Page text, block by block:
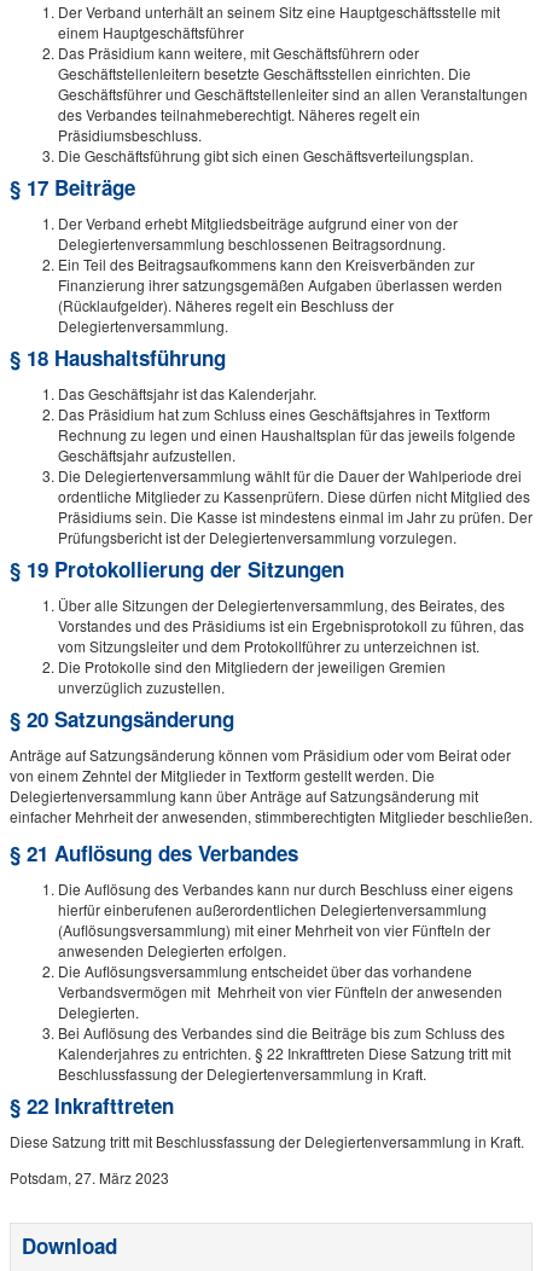
Der Verband unterhält an seinem Sitz eine Hauptgeschäftsstelle mit
einem Hauptgeschäftsführer
Das Präsidium kann weitere, mit Geschäftsführern oder
Geschäftstellenleitern besetzte Geschäftsstellen einrichten. Die
Geschäftsführer und Geschäftstellenleiter sind an allen Veranstaltungen
des Verbandes teilnahmeberechtigt. Näheres regelt ein
Präsidiumsbeschluss.
Die Geschäftsführung gibt sich einen Geschäftsverteilungsplan.
§ 17 Beiträge
Der Verband erhebt Mitgliedsbeiträge aufgrund einer von der
Delegiertenversammlung beschlossenen Beitragsordnung.
Ein Teil des Beitragsaufkommens kann den Kreisverbänden zur
Finanzierung ihrer satzungsgemäßen Aufgaben überlassen werden
(Rücklaufgelder). Näheres regelt ein Beschluss der
Delegiertenversammlung.
§ 18 Haushaltsführung
Das Geschäftsjahr ist das Kalenderjahr.
Das Präsidium hat zum Schluss eines Geschäftsjahres in Textform
Rechnung zu legen und einen Haushaltsplan für das jeweils folgende
Geschäftsjahr aufzustellen.
Die Delegiertenversammlung wählt für die Dauer der Wahlperiode drei
ordentliche Mitglieder zu Kassenprüfern. Diese dürfen nicht Mitglied des
Präsidiums sein. Die Kasse ist mindestens einmal im Jahr zu prüfen. Der
Prüfungsbericht ist der Delegiertenversammlung vorzulegen.
§ 19 Protokollierung der Sitzungen
Über alle Sitzungen der Delegiertenversammlung, des Beirates, des
Vorstandes und des Präsidiums ist ein Ergebnisprotokoll zu führen, das
vom Sitzungsleiter und dem Protokollführer zu unterzeichnen ist.
Die Protokolle sind den Mitgliedern der jeweiligen Gremien
unverzüglich zuzustellen.
§ 20 Satzungsänderung
Anträge auf Satzungsänderung können vom Präsidium oder vom Beirat oder
von einem Zehntel der Mitglieder in Textform gestellt werden. Die
Delegiertenversammlung kann über Anträge auf Satzungsänderung mit
einfacher Mehrheit der anwesenden, stimmberechtigten Mitglieder beschließen.
§ 21 Auflösung des Verbandes
Die Auflösung des Verbandes kann nur durch Beschluss einer eigens
hierfür einberufenen außerordentlichen Delegiertenversammlung
(Auflösungsversammlung) mit einer Mehrheit von vier Fünfteln der
anwesenden Delegierten erfolgen.
Die Auflösungsversammlung entscheidet über das vorhandene
Verbandsvermögen mit Mehrheit von vier Fünfteln der anwesenden
Delegierten.
Bei Auflösung des Verbandes sind die Beiträge bis zum Schluss des
Kalenderjahres zu entrichten. § 22 Inkrafttreten Diese Satzung tritt mit
Beschlussfassung der Delegiertenversammlung in Kraft.
§ 22 Inkrafttreten
Diese Satzung tritt mit Beschlussfassung der Delegiertenversammlung in Kraft.
Potsdam, 27. März 2023
Download